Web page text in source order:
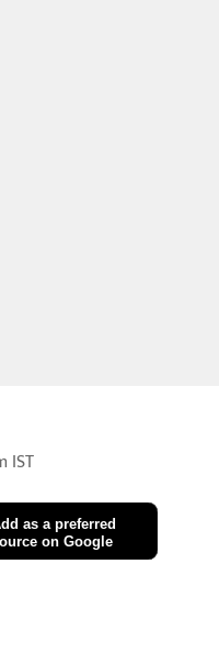
IST
as a preferred
on Google